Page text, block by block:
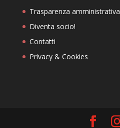
Trasparenza amministrativa
Diventa socio!
Contatti
Privacy & Cookies